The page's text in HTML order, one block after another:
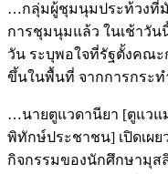
…กลุ่มผู้ชุมนุมประท้วงที่มั
การชุมนุมแล้ว ในเช้าวัน
วัน ระบุพอใจที่รัฐตั้งคณ
ขึ้นในพื้นที่ จากการกระท
…นายตูแวดานียา [ตูแวแ
พิทักษ์ประชาชน] เปิดเผ
กิจกรรมของนักศึกษามุส